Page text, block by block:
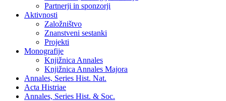
Partnerji in sponzorji
Aktivnosti
Založništvo
Znanstveni sestanki
Projekti
Monografije
Knjižnica Annales
Knjižnica Annales Majora
Annales, Series Hist. Nat.
Acta Histriae
Annales, Series Hist. & Soc.